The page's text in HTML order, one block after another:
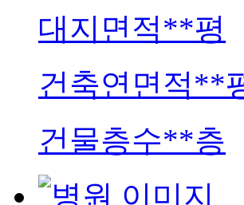
대지면적**평
건축연면적**
건물층수**층